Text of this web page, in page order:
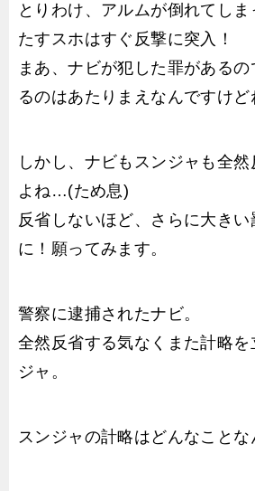
とりわけ、アルムが倒れてし
たすスホはすぐ反撃に突入！
まあ、ナビが犯した罪がある
るのはあたりまえなんですけど
しかし、ナビもスンジャも全
よね…(ため息)
反省しないほど、さらに大きい
に！願ってみます。
警察に逮捕されたナビ。
全然反省する気なくまた計略
ジャ。
スンジャの計略はどんなことな